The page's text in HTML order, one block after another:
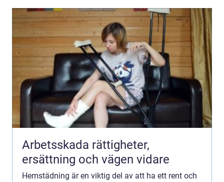
Arbetsskada rättigheter,
ersättning och vägen vidare
Hemstädning är en viktig del av att ha ett rent och